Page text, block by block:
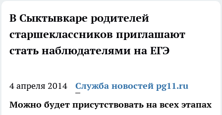
В Сыктывкаре родителей
старшеклассников приглашают
стать наблюдателями на ЕГЭ
4 апреля 2014
Служба новостей pg11.ru
Можно будет присутствовать на всех этапах